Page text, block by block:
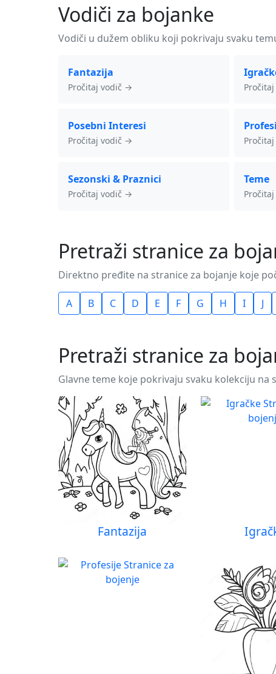
Vodiči za bojanke
Vodiči u dužem obliku koji pokrivaju svaku
Fantazija
Pročitaj vodič →
Posebni Interesi
Pročitaj vodič →
Sezonski & Praznici
Pročitaj vodič →
Teme
Pretraži stranice za
Direktno pređite na stranice za bojanje koje
A B C D E F G H I J
Pretraži stranice za
Glavne teme koje pokrivaju svaku kolekciju na
Fantazija